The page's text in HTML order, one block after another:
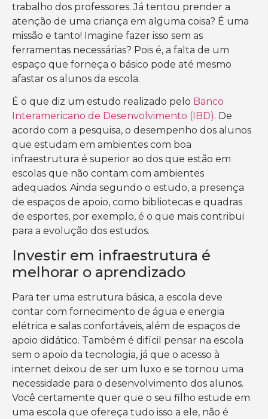
trabalho dos professores. Já tentou prender a
atenção de uma criança em alguma coisa? É uma
missão e tanto! Imagine fazer isso sem as
ferramentas necessárias? Pois é, a falta de um
espaço que forneça o básico pode até mesmo
afastar os alunos da escola.
É o que diz um estudo realizado pelo Banco
Interamericano de Desenvolvimento (IBD). De
acordo com a pesquisa, o desempenho dos alunos
que estudam em ambientes com boa
infraestrutura é superior ao dos que estão em
escolas que não contam com ambientes
adequados. Ainda segundo o estudo, a presença
de espaços de apoio, como bibliotecas e quadras
de esportes, por exemplo, é o que mais contribui
para a evolução dos estudos.
Investir em infraestrutura é
melhorar o aprendizado
Para ter uma estrutura básica, a escola deve
contar com fornecimento de água e energia
elétrica e salas confortáveis, além de espaços de
apoio didático. Também é difícil pensar na escola
sem o apoio da tecnologia, já que o acesso à
internet deixou de ser um luxo e se tornou uma
necessidade para o desenvolvimento dos alunos.
Você certamente quer que o seu filho estude em
uma escola que ofereça tudo isso a ele, não é